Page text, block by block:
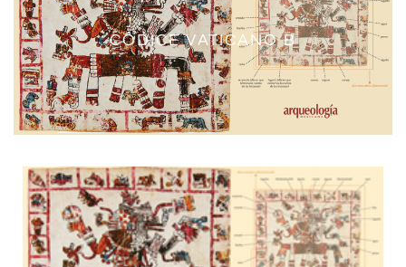
CÓDICE VATICANO B
LOS CÓDICES DEL GRUPO BORGIA